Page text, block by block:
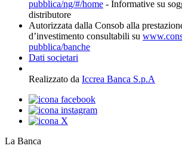
pubblica/ng/#/home - Informative su
distributore
Autorizzata dalla Consob alla
d’investimento consultabili su
pubblica/banche
Dati societari
Realizzato da Iccrea Banca S.p.A
La Banca